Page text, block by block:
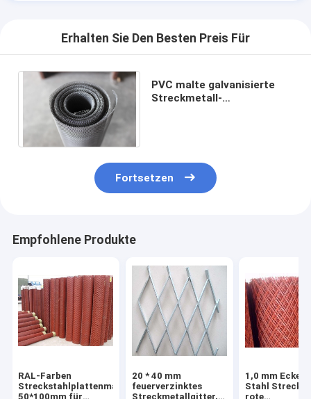
Erhalten Sie Den Besten Preis Für
PVC malte galvanisierte
Streckmetall-
Fortsetzen
Empfohlene Produkte
RAL-Farben
Streckstahlplattenmasche
50*100mm für
20 * 40 mm
feuerverzinktes
Streckmetallgitter,
1,0 mm
Stahl
rote